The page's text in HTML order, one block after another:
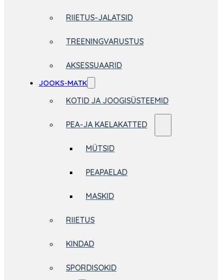
RIIETUS-JALATSID
TREENINGVARUSTUS
AKSESSUAARID
JOOKS-MATK
KOTID JA JOOGISÜSTEEMID
PEA-JA KAELAKATTED
MÜTSID
PEAPAELAD
MASKID
RIIETUS
KINDAD
SPORDISOKID